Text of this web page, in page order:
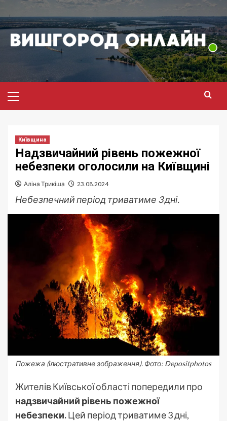
до
вмісту
меню
Київщина
Надзвичайний рівень пожежної
небезпеки оголосили на Київщині
Аліна Трикіша 23.08.2024
Небезпечний період триватиме 3 дні.
Пожежа (ілюстративне зображення). Фото: Depositphotos
Жителів Київської області попередили про
надзвичайний рівень пожежної
небезпеки.Цей період триватиме 3 дні,